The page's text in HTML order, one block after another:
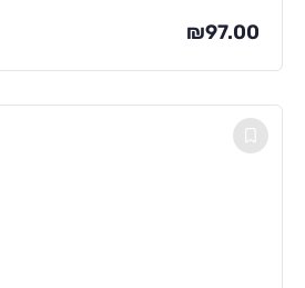
₪97.00